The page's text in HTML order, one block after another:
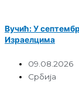
Вучић: У
Израелцима
09.08.2026
Србија